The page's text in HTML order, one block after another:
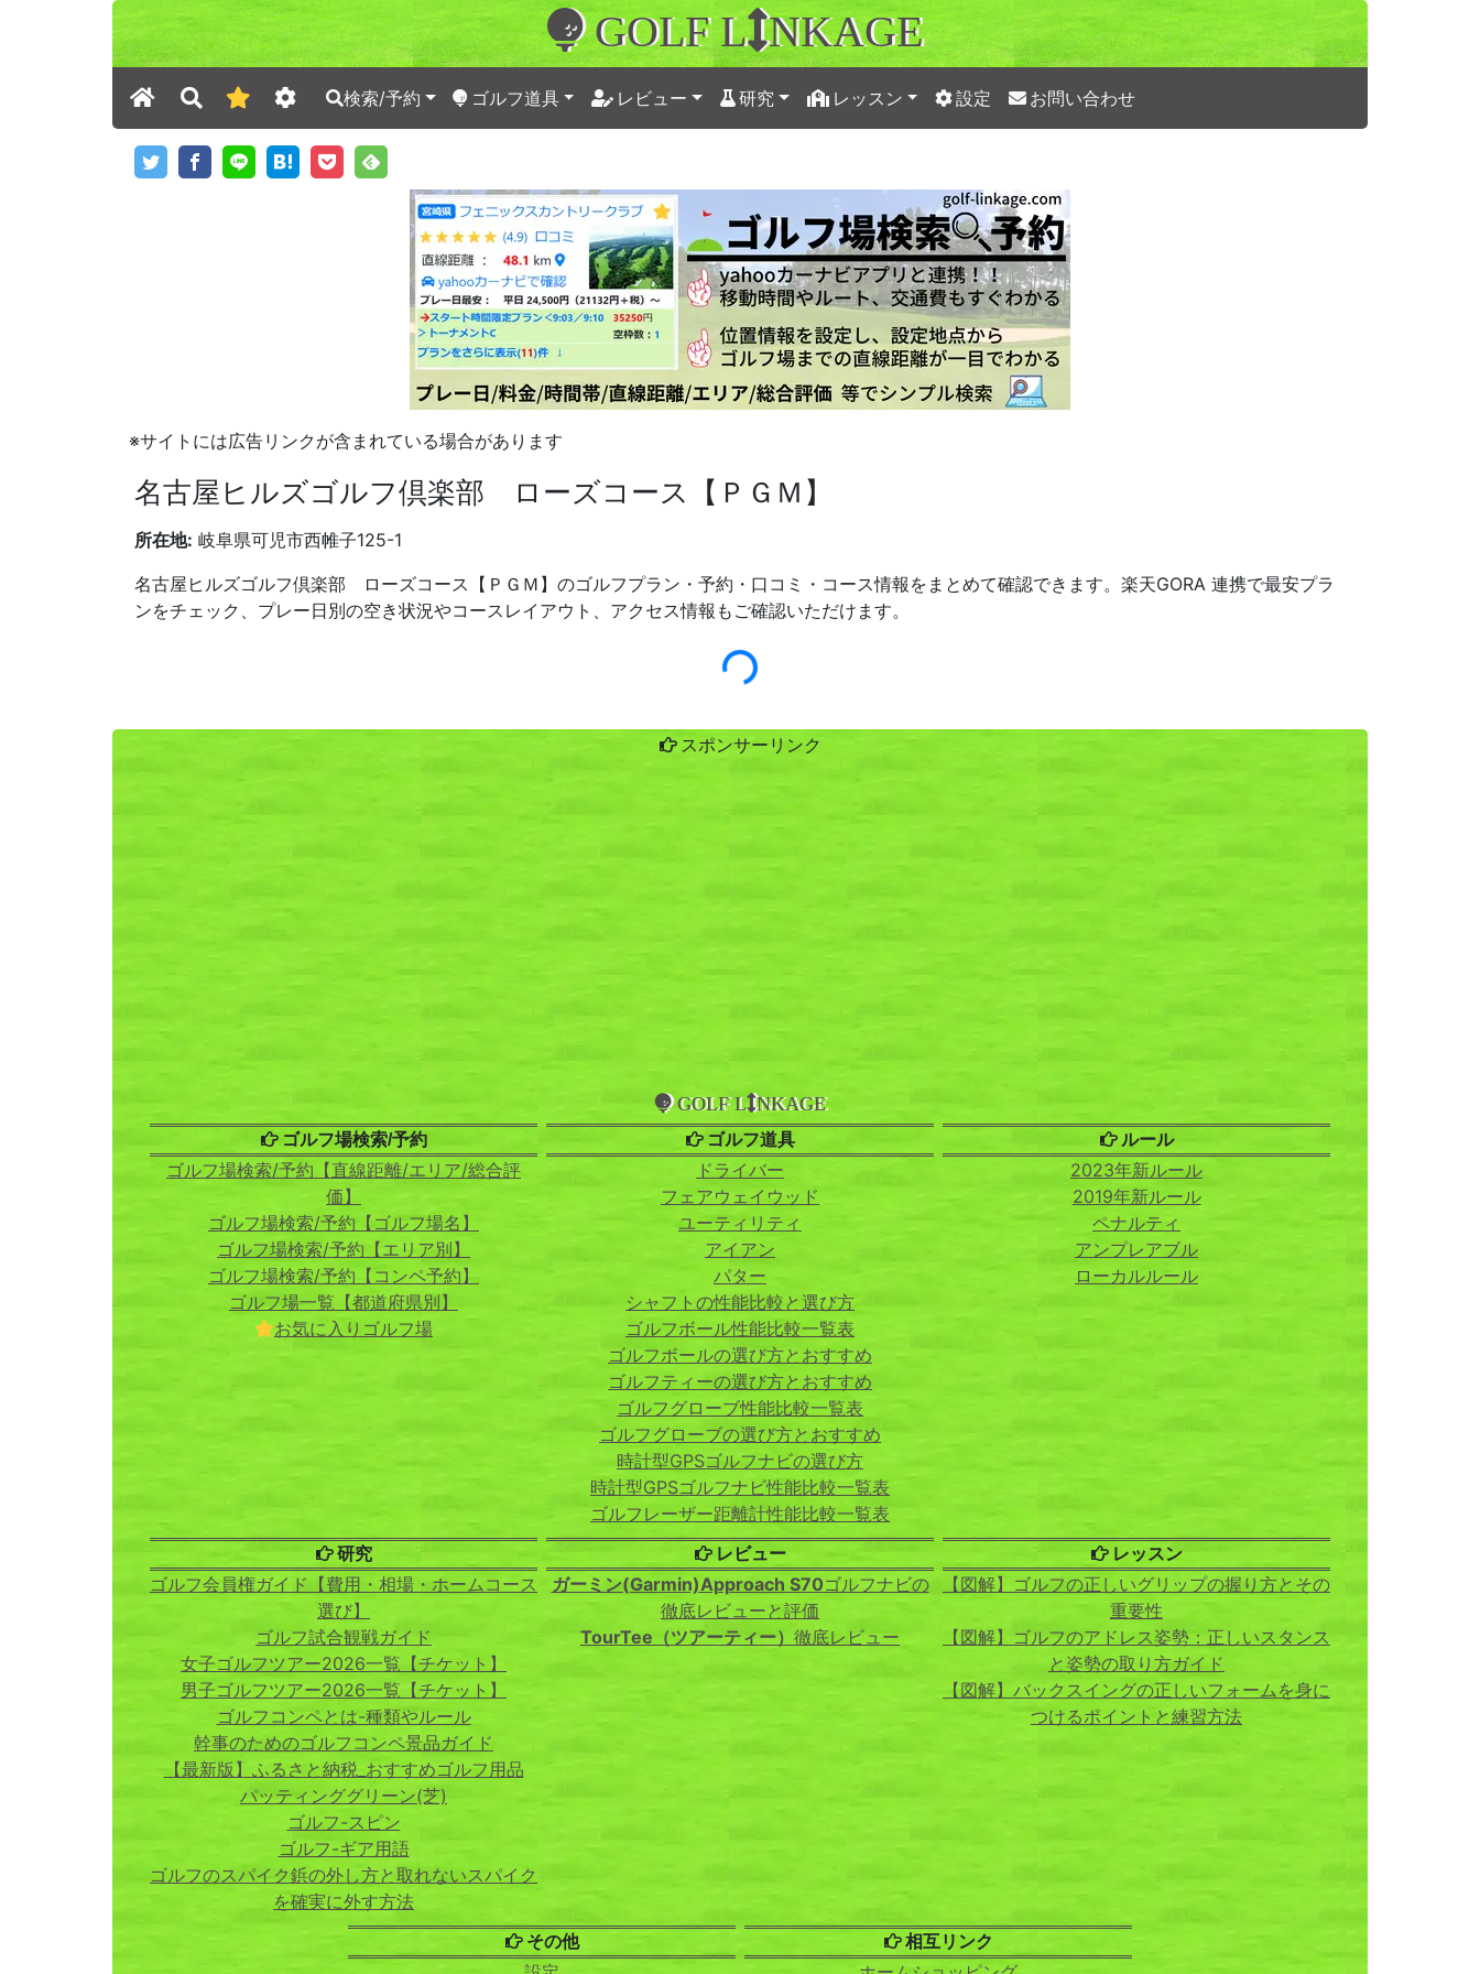
GOLF L NKAGE
検索/予約 ゴルフ道具 レビュー 研究 レッスン 設定 お問い合わせ
※サイトには広告リンクが含まれている場合があります
名古屋ヒルズゴルフ倶楽部 ローズコース【ＰＧＭ】
所在地: 岐阜県可児市西帷子125-1
名古屋ヒルズゴルフ倶楽部 ローズコース【ＰＧＭ】のゴルフプラン・予約・口コミ・コース情報をまとめて確認できます。楽天GORA 連携で最安プラ
ンをチェック、プレー日別の空き状況やコースレイアウト、アクセス情報もご確認いただけます。
スポンサーリンク
GOLF L NKAGE
ゴルフ場検索/予約
ゴルフ場検索/予約【直線距離/エリア/総合評
価】
ゴルフ場検索/予約【ゴルフ場名】
ゴルフ場検索/予約【エリア別】
ゴルフ場検索/予約【コンペ予約】
ゴルフ場一覧【都道府県別】
お気に入りゴルフ場
ゴルフ道具
ドライバー
フェアウェイウッド
ユーティリティ
アイアン
パター
シャフトの性能比較と選び方
ゴルフボール性能比較一覧表
ゴルフボールの選び方とおすすめ
ゴルフティーの選び方とおすすめ
ゴルフグローブ性能比較一覧表
ゴルフグローブの選び方とおすすめ
時計型GPSゴルフナビの選び方
時計型GPSゴルフナビ性能比較一覧表
ゴルフレーザー距離計性能比較一覧表
ルール
2023年新ルール
2019年新ルール
ペナルティ
アンプレアブル
ローカルルール
研究
ゴルフ会員権ガイド【費用・相場・ホームコース
選び】
ゴルフ試合観戦ガイド
女子ゴルフツアー2026一覧【チケット】
男子ゴルフツアー2026一覧【チケット】
ゴルフコンペとは-種類やルール
幹事のためのゴルフコンペ景品ガイド
【最新版】ふるさと納税_おすすめゴルフ用品
パッティンググリーン(芝)
ゴルフ-スピン
ゴルフ-ギア用語
ゴルフのスパイク鋲の外し方と取れないスパイク
を確実に外す方法
レビュー
ガーミン(Garmin)Approach S70ゴルフナビの
徹底レビューと評価
TourTee（ツアーティー） 徹底レビュー
レッスン
【図解】ゴルフの正しいグリップの握り方とその
重要性
【図解】ゴルフのアドレス姿勢：正しいスタンス
と姿勢の取り方ガイド
【図解】バックスイングの正しいフォームを身に
つけるポイントと練習方法
その他 相互リンク